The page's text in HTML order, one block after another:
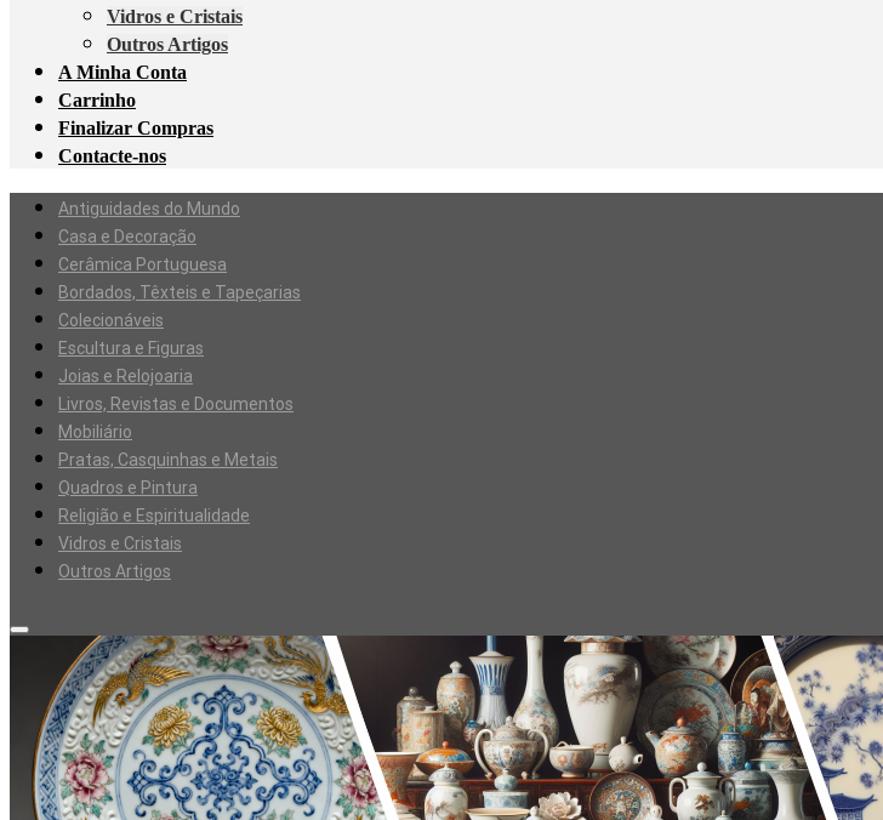
Vidros e Cristais
Outros Artigos
A Minha Conta
Carrinho
Finalizar Compras
Contacte-nos
Antiguidades do Mundo
Casa e Decoração
Cerâmica Portuguesa
Bordados, Têxteis e Tapeçarias
Colecionáveis
Escultura e Figuras
Joias e Relojoaria
Livros, Revistas e Documentos
Mobiliário
Pratas, Casquinhas e Metais
Quadros e Pintura
Religião e Espiritualidade
Vidros e Cristais
Outros Artigos